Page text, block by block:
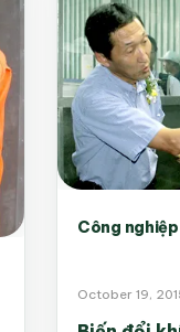
Công
October 19,